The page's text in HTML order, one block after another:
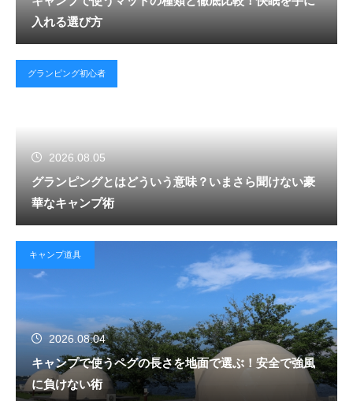
入れる選び方
グランピング初心者
2026.08.05
グランピングとはどういう意味？いまさら聞けない豪
華なキャンプ術
キャンプ道具
2026.08.04
キャンプで使うペグの長さを地面で選ぶ！安全で強風
に負けない術